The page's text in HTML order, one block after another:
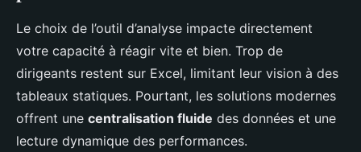
Le choix de l’outil d’analyse impacte directement
votre capacité à réagir vite et bien. Trop de
dirigeants restent sur Excel, limitant leur vision à des
tableaux statiques. Pourtant, les solutions modernes
offrent une centralisation fluide des données et une
lecture dynamique des performances.